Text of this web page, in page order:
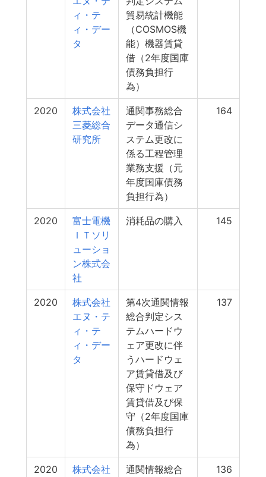
ィ・テ
ィ・デー
タ
貿易統計機能
（COSMOS機
能）機器賃貸
借（2年度国庫
債務負担行
為）
2020
株式会社
三菱総合
研究所
通関事務総合
データ通信シ
ステム更改に
係る工程管理
業務支援（元
年度国庫債務
負担行為）
164
2020
富士電機
ＩＴソリ
ューショ
ン株式会
社
消耗品の購入 145
2020
株式会社
エヌ・テ
ィ・テ
ィ・デー
タ
第4次通関情報
総合判定シス
テムハードウ
ェア更改に伴
うハードウェ
ア賃貸借及び
保守ドウェア
賃貸借及び保
守（2年度国庫
債務負担行
為）
137
2020
株式会社
通関情報総合
136